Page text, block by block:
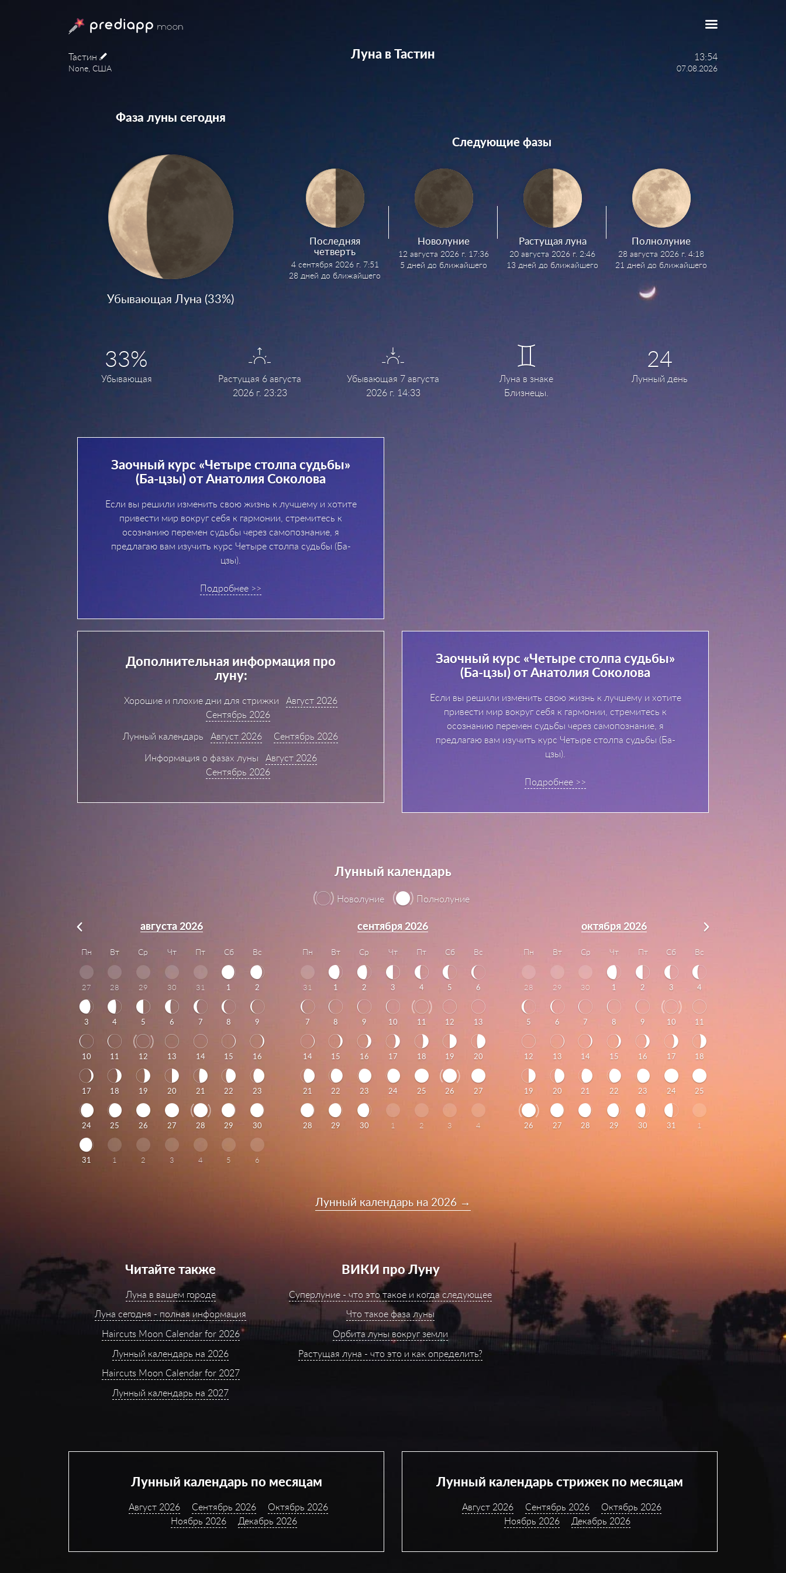
Тастин
None, США
13:54
07.08.2026
Луна в Тастин
Фаза луны сегодня
Убывающая Луна (33%)
Следующие фазы
Последняя
четверть
4 сентября 2026 г. 7:51
28 дней до ближайшего
Новолуние
12 августа 2026 г. 17:36
5 дней до ближайшего
Растущая луна
20 августа 2026 г. 2:46
13 дней до ближайшего
Полнолуние
28 августа 2026 г. 4:18
21 дней до ближайшего
33%
Убывающая
Растущая 6 августа
2026 г. 23:23
Убывающая 7 августа
2026 г. 14:33
Луна в знаке
Близнецы.
24
Лунный день
Заочный курс «Четыре столпа судьбы»
(Ба-цзы) от Анатолия Соколова
Если вы решили изменить свою жизнь к лучшему и хотите
привести мир вокруг себя к гармонии, стремитесь к
осознанию перемен судьбы через самопознание, я
предлагаю вам изучить курс Четыре столпа судьбы (Ба-
цзы).
Подробнее >>
Дополнительная информация про
луну:
Хорошие и плохие дни для стрижки Август 2026
Сентябрь 2026
Лунный календарь Август 2026
Сентябрь 2026
Информация о фазах луны Август 2026
Сентябрь 2026
Заочный курс «Четыре столпа судьбы»
(Ба-цзы) от Анатолия Соколова
Если вы решили изменить свою жизнь к лучшему и хотите
привести мир вокруг себя к гармонии, стремитесь к
осознанию перемен судьбы через самопознание, я
предлагаю вам изучить курс Четыре столпа судьбы (Ба-
цзы).
Подробнее >>
Лунный календарь
Новолуние Полнолуние
августа 2026
Пн Вт Ср Чт Пт Сб Вс
27 28 29 30 31 1 2
3 4 5 6 7 8 9
10 11 12 13 14 15 16
17 18 19 20 21 22 23
24 25 26 27 28 29 30
31 1 2 3 4 5 6
сентября 2026
Пн Вт Ср Чт Пт Сб Вс
31 1 2 3 4 5 6
7 8 9 10 11 12 13
14 15 16 17 18 19 20
21 22 23 24 25 26 27
28 29 30 1 2 3 4
октября 2026
Пн Вт Ср Чт Пт Сб Вс
28 29 30 1 2 3 4
5 6 7 8 9 10 11
12 13 14 15 16 17 18
19 20 21 22 23 24 25
26 27 28 29 30 31 1
Лунный календарь на 2026 →
Читайте также
Луна в вашем городе
Луна сегодня - полная информация
Haircuts Moon Calendar for 2026
Лунный календарь на 2026
Haircuts Moon Calendar for 2027
Лунный календарь на 2027
ВИКИ про Луну
Суперлуние - что это такое и когда следующее
Что такое фаза луны
Орбита луны вокруг земли
Растущая луна - что это и как определить?
Лунный календарь по месяцам
Август 2026
Сентябрь 2026
Октябрь 2026
Ноябрь 2026
Декабрь 2026
Лунный календарь стрижек по месяцам
Август 2026
Сентябрь 2026
Октябрь 2026
Ноябрь 2026
Декабрь 2026